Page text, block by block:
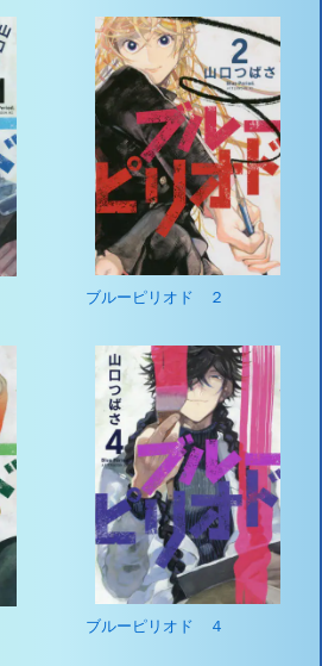
ブルーピリオド ２
ブルーピリオド ４